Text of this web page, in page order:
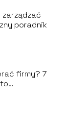
poradnik
firmy? 7